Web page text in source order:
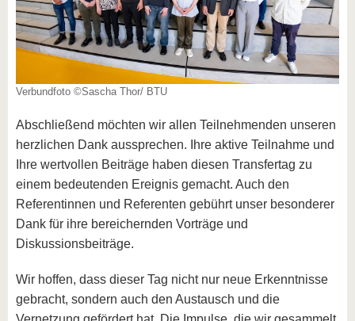
Verbundfoto ©Sascha Thor/ BTU
Abschließend möchten wir allen Teilnehmenden unseren
herzlichen Dank aussprechen. Ihre aktive Teilnahme und
Ihre wertvollen Beiträge haben diesen Transfertag zu
einem bedeutenden Ereignis gemacht. Auch den
Referentinnen und Referenten gebührt unser besonderer
Dank für ihre bereichernden Vorträge und
Diskussionsbeiträge.
Wir hoffen, dass dieser Tag nicht nur neue Erkenntnisse
gebracht, sondern auch den Austausch und die